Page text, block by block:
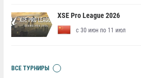
XSE Pro League 2026
с 30 июн по 11 июл
ВСЕ ТУРНИРЫ